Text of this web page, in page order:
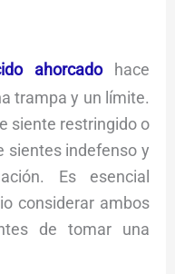
ahorcadohace
trampa y un límite.
siente restringido o
sientes indefenso y
Es esencial
considerar ambos
de tomar una